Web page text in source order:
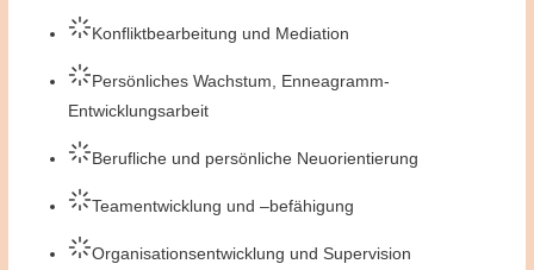
Konfliktbearbeitung und Mediation
Persönliches Wachstum, Enneagramm-
Entwicklungsarbeit
Berufliche und persönliche Neuorientierung
Teamentwicklung und –befähigung
Organisationsentwicklung und Supervision